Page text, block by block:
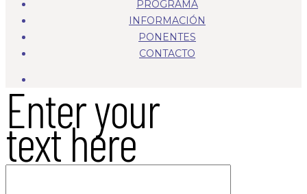
PROGRAMA
INFORMACIÓN
PONENTES
CONTACTO
Enter your
text here